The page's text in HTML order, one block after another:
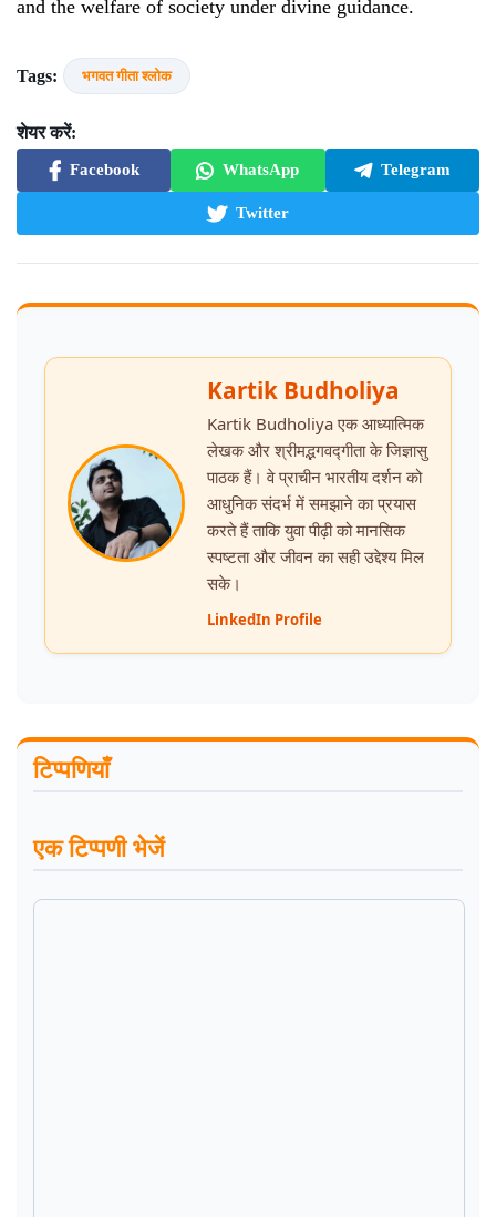
and the welfare of society under divine guidance.
Tags: भगवत गीता श्लोक
शेयर करें:
Facebook WhatsApp Telegram
Twitter
Kartik Budholiya
Kartik Budholiya एक आध्यात्मिक
लेखक और श्रीमद्भगवद्गीता के जिज्ञासु
पाठक हैं। वे प्राचीन भारतीय दर्शन को
आधुनिक संदर्भ में समझाने का प्रयास
करते हैं ताकि युवा पीढ़ी को मानसिक
स्पष्टता और जीवन का सही उद्देश्य मिल
सके।
LinkedIn Profile
टिप्पणियाँ
एक टिप्पणी भेजें